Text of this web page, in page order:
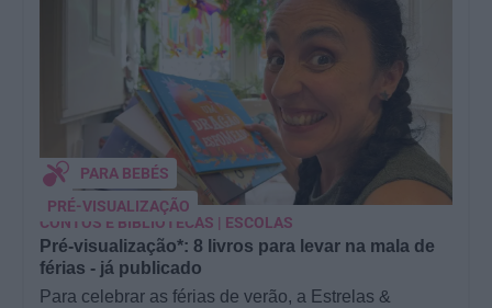
Pré-visualização*: 8 livros para levar na mala de
férias - já publicado
Para celebrar as férias de verão, a Estrelas &
PARA BEBÉS
PRÉ-VISUALIZAÇÃO
CONTOS E BIBLIOTECAS | ESCOLAS